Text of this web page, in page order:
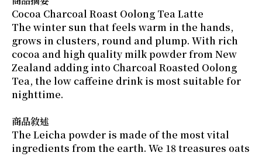
Cocoa Charcoal Roast Oolong Tea Latte
The winter sun that feels warm in the hands,
grows in clusters, round and plump. With rich
cocoa and high quality milk powder from New
Zealand adding into Charcoal Roasted Oolong
Tea, the low caffeine drink is most suitable for
nighttime.
商品敘述
The Leicha powder is made of the most vital
ingredients from the earth. We 18 treasures oats